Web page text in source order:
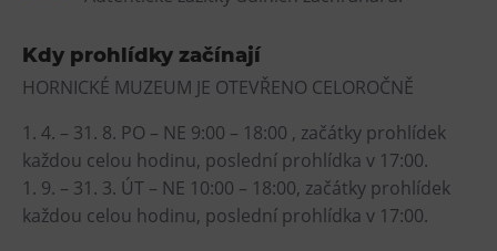
Kdy prohlídky začínají
HORNICKÉ MUZEUM JE OTEVŘENO CELOROČNĚ
1. 4. – 31. 8. PO – NE 9:00 – 18:00 , začátky prohlídek
každou celou hodinu, poslední prohlídka v 17:00.
1. 9. – 31. 3. ÚT – NE 10:00 – 18:00, začátky prohlídek
každou celou hodinu, poslední prohlídka v 17:00.